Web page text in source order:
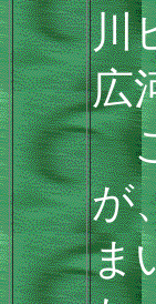
川
広
こ
が
ま